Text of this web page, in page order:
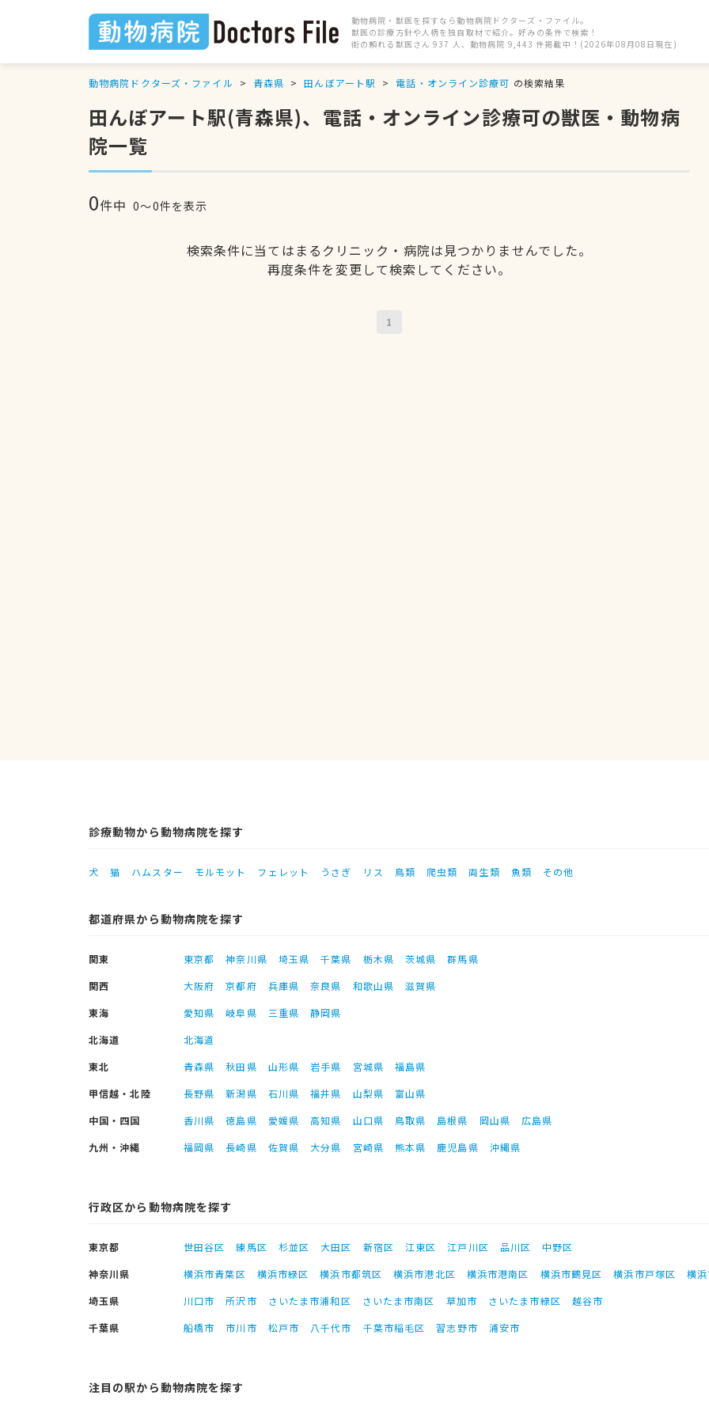
動物病院・獣医を探すなら動物病院ドクターズ・ファイル。
獣医の診療方針や人柄を独自取材で紹介。好みの条件で検索！
街の頼れる獣医さん 937 人、動物病院 9,443 件掲載中！(2026年08月08日現在)
動物病院ドクターズ・ファイル 青森県 田んぼアート駅 電話・オンライン診療可 の検索結果
田んぼアート駅(青森県)、電話・オンライン診療可の獣医・動物病
院一覧
0件中 0〜0件を表示
検索条件に当てはまるクリニック・病院は見つかりませんでした。
再度条件を変更して検索してください。
1
診療動物から動物病院を探す
犬 猫 ハムスター モルモット フェレット うさぎ リス 鳥類 爬虫類 両生類 魚類 その他
都道府県から動物病院を探す
関東 東京都 神奈川県 埼玉県 千葉県 栃木県 茨城県
群馬県
関西
大阪府 京都府 兵庫県 奈良県 和歌山県
滋賀県
東海
愛知県 岐阜県 三重県
静岡県
北海道
北海道
東北
青森県 秋田県 山形県 岩手県 宮城県
福島県
甲信越・北陸
長野県 新潟県 石川県 福井県 山梨県
富山県
中国・四国
香川県 徳島県 愛媛県 高知県 山口県 鳥取県 島根県 岡山県
広島県
九州・沖縄
福岡県 長崎県 佐賀県 大分県 宮崎県 熊本県 鹿児島県 沖縄県
行政区から動物病院を探す
東京都 世田谷区 練馬区 杉並区 大田区 新宿区 江東区 江戸川区 品川区
中野区
神奈川県
横浜市青葉区 横浜市緑区 横浜市都筑区 横浜市港北区 横浜市港南区 横浜市鶴見区 横浜市戸塚区
横
埼玉県
川口市 所沢市 さいたま市浦和区 さいたま市南区 草加市 さいたま市緑区
越谷市
千葉県
船橋市 市川市 松戸市 八千代市 千葉市稲毛区 習志野市 浦安市
注目の駅から動物病院を探す